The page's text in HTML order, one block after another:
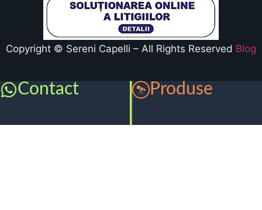
Copyright © Sereni Capelli – All Rights Reserved Blog
Contact Produse